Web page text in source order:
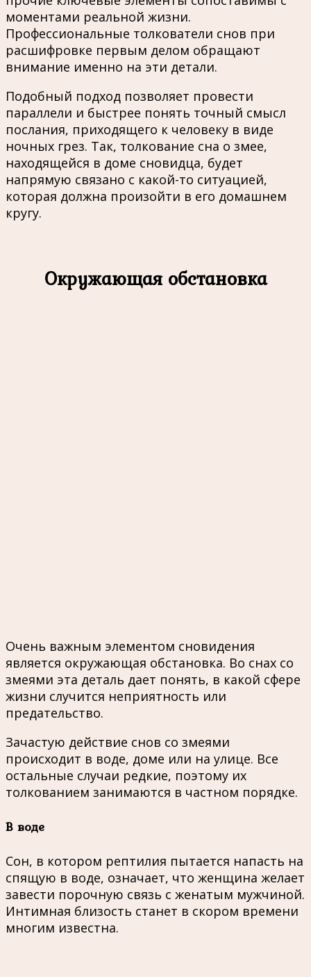
моментами реальной жизни.
Профессиональные толкователи снов при
расшифровке первым делом обращают
внимание именно на эти детали.
Подобный подход позволяет провести
параллели и быстрее понять точный смысл
послания, приходящего к человеку в виде
ночных грез. Так, толкование сна о змее,
находящейся в доме сновидца, будет
напрямую связано с какой-то ситуацией,
которая должна произойти в его домашнем
кругу.
Окружающая обстановка
Очень важным элементом сновидения
является окружающая обстановка. Во снах со
змеями эта деталь дает понять, в какой сфере
жизни случится неприятность или
предательство.
Зачастую действие снов со змеями
происходит в воде, доме или на улице. Все
остальные случаи редкие, поэтому их
толкованием занимаются в частном порядке.
В воде
Сон, в котором рептилия пытается напасть на
спящую в воде, означает, что женщина желает
завести порочную связь с женатым мужчиной.
Интимная близость станет в скором времени
многим известна.